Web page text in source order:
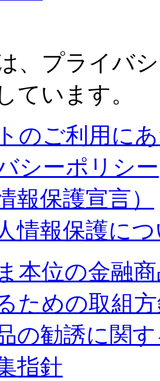
、プライバ
ています。
のご利用に
シーポリシー
報保護宣言）
情報保護に
本位の金融
ための取組
の勧誘に関
指針